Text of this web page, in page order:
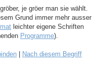
je gröer man sie wählt.
Grund immer mehr ausser
leichter eigene Schriften
Programme).
Nach diesem Begriff